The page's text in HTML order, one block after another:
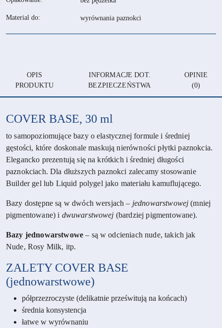
Material do: wyrównania paznokci
OPIS
PRODUKTU
INFORMACJE DOT.
BEZPIECZEŃSTWA
OPINIE
(0)
COVER BASE, 30 ml
to samopoziomujące bazy o elastycznej formule i średniej
gęstości, które doskonale maskują nierówności płytki paznokcia.
Elegancko prezentują się na krótkich i średniej długości
paznokciach. Dla dłuższych paznokci zalecamy stosowanie
Builder gel lub Liquid polygel jako materiału kamuflującego.
Bazy dostępne są w dwóch wersjach – jednowarstwowej(mniej
pigmentowane) i dwuwarstwowej (bardziej pigmentowane).
Bazy jednowarstwowe – są w odcieniach nude, takich jak
Nude, Rosy Milk, itp.
ZALETY COVER BASE
(jednowarstwowe)
półprzezroczyste (delikatnie prześwitują na końcach)
średnia konsystencja
łatwe w wyrównaniu